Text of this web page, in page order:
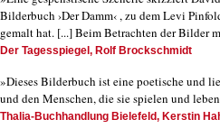
Bilderbuch ›Der Damm‹ , zu dem Levi
gemalt hat. [...] Beim Betrachten der Bilder
Der Tagesspiegel, Rolf Brockschmidt
»Dieses Bilderbuch ist eine poetische und
und den Menschen, die sie spielen und
Thalia-Buchhandlung Bielefeld, Kerstin